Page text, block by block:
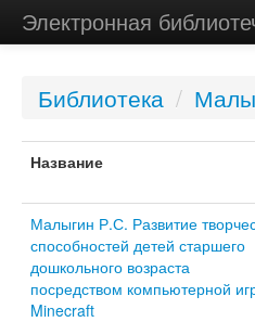
Электронная
Библиотека /
Название
Малыгин Р.С. Развитие
способностей детей старшего
дошкольного возраста
посредством компьютерной
Minecraft